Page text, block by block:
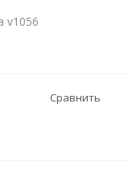
v1056
Сравнить